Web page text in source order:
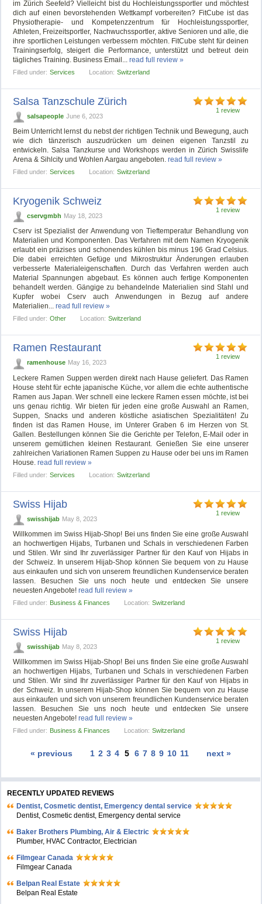
im Zürich Seefeld? Vielleicht bist du Hochleistungssportler und möchtest
dich auf einen bevorstehenden Wettkampf vorbereiten? FitCube ist das
Physiotherapie- und Kompetenzzentrum für Hochleistungssportler,
Athleten, Freizeitsportler, Nachwuchssportler, aktive Senioren und alle, die
ihre sportlichen Leistungen verbessern möchten. FitCube steht für deinen
Trainingserfolg, steigert die Performance, unterstützt und betreut dein
tägliches Training. Business Email...read full review »
Filled under: Services Location: Switzerland
1 review
Salsa Tanzschule Zürich
salsapeople June 6, 2023
Beim Unterricht lernst du nebst der richtigen Technik und Bewegung, auch
wie dich tänzerisch auszudrücken um deinen eigenen Tanzstil zu
entwickeln. Salsa Tanzkurse und Workshops werden in Zürich Swisslife
Arena & Sihlcity und Wohlen Aargau angeboten.read full review »
Filled under: Services Location: Switzerland
1 review
Kryogenik Schweiz
cservgmbh May 18, 2023
Cserv ist Spezialist der Anwendung von Tieftemperatur Behandlung von
Materialien und Komponenten. Das Verfahren mit dem Namen Kryogenik
erlaubt ein präzises und schonendes kühlen bis minus 196 Grad Celsius.
Die dabei erreichten Gefüge und Mikrostruktur Änderungen erlauben
verbesserte Materialeigenschaften. Durch das Verfahren werden auch
Material Spannungen abgebaut. Es können auch fertige Komponenten
behandelt werden. Gängige zu behandelnde Materialien sind Stahl und
Kupfer wobei Cserv auch Anwendungen in Bezug auf andere
Materialien...read full review »
Filled under: Other Location: Switzerland
1 review
Ramen Restaurant
ramenhouse May 16, 2023
Leckere Ramen Suppen werden direkt nach Hause geliefert. Das Ramen
House steht für echte japanische Küche, vor allem die echte authentische
Ramen aus Japan. Wer schnell eine leckere Ramen essen möchte, ist bei
uns genau richtig. Wir bieten für jeden eine große Auswahl an Ramen,
Suppen, Snacks und anderen köstliche asiatischen Spezialitäten! Zu
finden ist das Ramen House, im Unterer Graben 6 im Herzen von St.
Gallen. Bestellungen können Sie die Gerichte per Telefon, E-Mail oder in
unserem gemütlichen kleinen Restaurant. Genießen Sie eine unserer
zahlreichen Variationen Ramen Suppen zu Hause oder bei uns im Ramen
House.read full review »
Filled under: Services Location: Switzerland
1 review
Swiss Hijab
swisshijab May 8, 2023
Willkommen im Swiss Hijab-Shop! Bei uns finden Sie eine große Auswahl
an hochwertigen Hijabs, Turbanen und Schals in verschiedenen Farben
und Stilen. Wir sind Ihr zuverlässiger Partner für den Kauf von Hijabs in
der Schweiz. In unserem Hijab-Shop können Sie bequem von zu Hause
aus einkaufen und sich von unserem freundlichen Kundenservice beraten
lassen. Besuchen Sie uns noch heute und entdecken Sie unsere
neuesten Angebote!read full review »
Filled under: Business & Finances Location: Switzerland
1 review
Swiss Hijab
swisshijab May 8, 2023
Willkommen im Swiss Hijab-Shop! Bei uns finden Sie eine große Auswahl
an hochwertigen Hijabs, Turbanen und Schals in verschiedenen Farben
und Stilen. Wir sind Ihr zuverlässiger Partner für den Kauf von Hijabs in
der Schweiz. In unserem Hijab-Shop können Sie bequem von zu Hause
aus einkaufen und sich von unserem freundlichen Kundenservice beraten
lassen. Besuchen Sie uns noch heute und entdecken Sie unsere
neuesten Angebote!read full review »
Filled under: Business & Finances Location: Switzerland
« previous next »
1 2 3 4 5 6 7 8 9 10 11
RECENTLY UPDATED REVIEWS
Dentist, Cosmetic dentist, Emergency dental service
Dentist, Cosmetic dentist, Emergency dental service
Baker Brothers Plumbing, Air & Electric
Plumber, HVAC Contractor, Electrician
Filmgear Canada
Filmgear Canada
Belpan Real Estate
Belpan Real Estate